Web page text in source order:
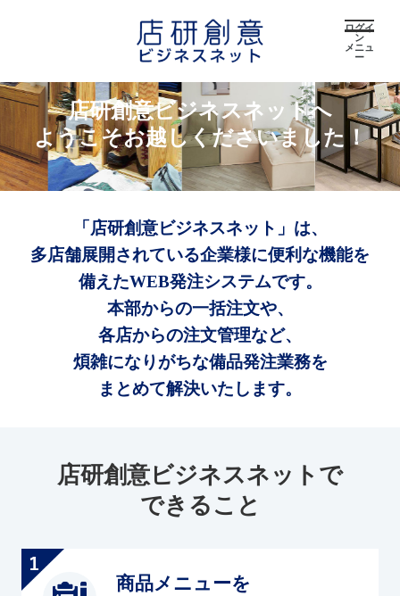
ログイ
ン
メニュ
ー
店研創意ビジネスネットへ
ようこそお越しくださいました！
「店研創意ビジネスネット」は、
多店舗展開されている企業様に便利な機能を
備えたWEB発注システムです。
本部からの一括注文や、
各店からの注文管理など、
煩雑になりがちな備品発注業務を
まとめて解決いたします。
店研創意ビジネスネットで
できること
商品メニューを